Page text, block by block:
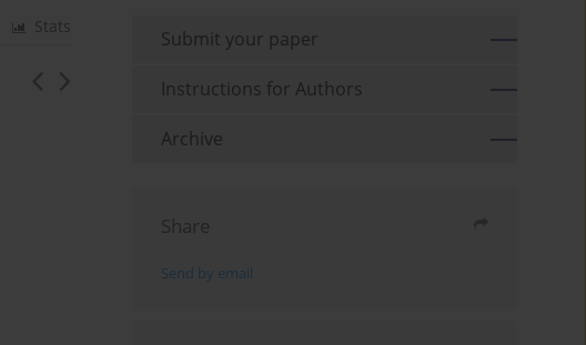
Stats
Submit your paper
Instructions for Authors
Archive
Share
Send by email